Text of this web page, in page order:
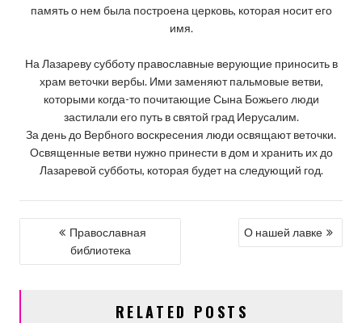
память о нем была построена церковь, которая носит его
имя.
На Лазареву субботу православные верующие приносить в
храм веточки вербы. Ими заменяют пальмовые ветви,
которыми когда-то почитающие Сына Божьего люди
застилали его путь в святой град Иерусалим.
За день до Вербного воскресения люди освящают веточки.
Освященные ветви нужно принести в дом и хранить их до
Лазаревой субботы, которая будет на следующий год.
НАВИГАЦИЯ
Православная
библиотека
О нашей лавке
RELATED POSTS